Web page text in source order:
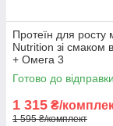
Протеїн для росту
Nutrition зі смаком
+ Омега 3
Готово до відправки
1 315 ₴/
1 595 ₴/комплект